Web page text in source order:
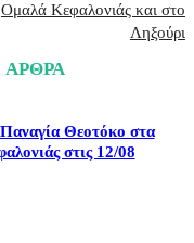
Ομαλά Κεφαλονιάς και στο
Ληξούρι
Θεοτόκο στα
στις 12/08